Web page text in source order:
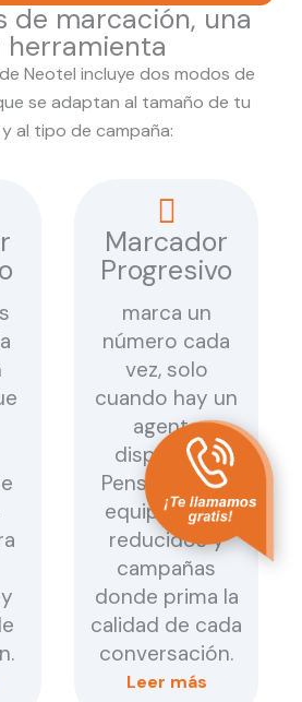
de marcación, una
herramienta
Neotel incluye dos modos de
se adaptan al tamaño de tu
al tipo de campaña:
Marcador
Progresivo
marca un
número cada
vez, solo
cuando hay un
agente
disponible.
Pensado para
equipos más
reducidos y
campañas
donde prima la
calidad de cada
conversación.
Leer más